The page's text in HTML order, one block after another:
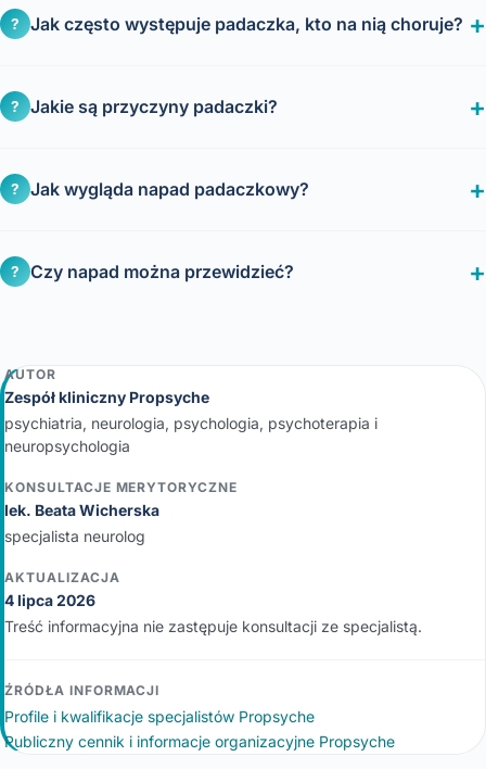
? Jak często występuje padaczka, kto na nią choruje?
? Jakie są przyczyny padaczki?
? Jak wygląda napad padaczkowy?
? Czy napad można przewidzieć?
AUTOR
Zespół kliniczny Propsyche
psychiatria, neurologia, psychologia, psychoterapia i
neuropsychologia
KONSULTACJE MERYTORYCZNE
lek. Beata Wicherska
specjalista neurolog
AKTUALIZACJA
4 lipca 2026
Treść informacyjna nie zastępuje konsultacji ze specjalistą.
ŹRÓDŁA INFORMACJI
Profile i kwalifikacje specjalistów Propsyche
Publiczny cennik i informacje organizacyjne Propsyche